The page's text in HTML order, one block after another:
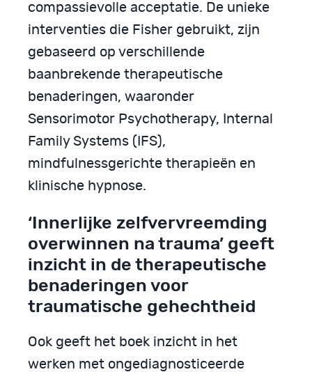
compassievolle acceptatie. De unieke
interventies die Fisher gebruikt, zijn
gebaseerd op verschillende
baanbrekende therapeutische
benaderingen, waaronder
Sensorimotor Psychotherapy, Internal
Family Systems (IFS),
mindfulnessgerichte therapieën en
klinische hypnose.
‘Innerlijke zelfvervreemding
overwinnen na trauma’ geeft
inzicht in de therapeutische
benaderingen voor
traumatische gehechtheid
Ook geeft het boek inzicht in het
werken met ongediagnosticeerde